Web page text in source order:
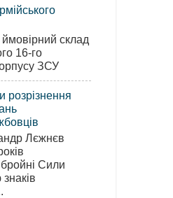
склад
16-го
ЗСУ
розрізнення
Лєжнєв
Сили